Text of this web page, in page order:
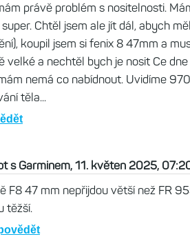
právě problém s nositelnosti.
super. Chtěl jsem ale jít dál, abych
koupil jsem si fenix 8 47mm a
velké a nechtěl bych je nosit Ce
nemá co nabídnout. Uvidíme
těla...
s Garminem, 11. květen 2025,
F8 47 mm nepřijdou větší než FR
těžší.